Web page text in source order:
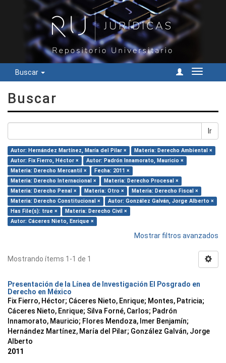
Buscar
Cambiar
Buscar
Ir
Autor: Hernández Martínez, María del Pilar ×
Materia: Derecho Ambiental ×
Autor: Fix Fierro, Héctor ×
Autor: Padrón Innamorato, Mauricio ×
Materia: Derecho Mercantil ×
Fecha: 2011 ×
Materia: Derecho Internacional ×
Materia: Derecho Procesal ×
Materia: Derecho Penal ×
Materia: Otro ×
Materia: Derecho Fiscal ×
Materia: Derecho Constitucional ×
Autor: González Galván, Jorge Alberto ×
Has File(s): true ×
Materia: Derecho Civil ×
Autor: Cáceres Nieto, Enrique ×
Mostrar filtros avanzados
Mostrando ítems 1-1 de 1
Presentación de la Línea de Investigación El Posgrado en
Derecho en México
Fix Fierro, Héctor; Cáceres Nieto, Enrique; Montes, Patricia;
Cáceres Nieto, Enrique; Silva Forné, Carlos; Padrón
Innamorato, Mauricio; Flores Mendoza, Imer Benjamín;
Hernández Martínez, María del Pilar; González Galván, Jorge
Alberto
2011